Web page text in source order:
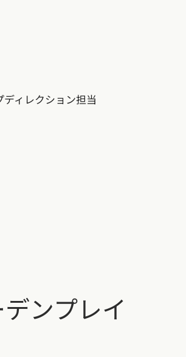
ディレクション担当
ンプレイ